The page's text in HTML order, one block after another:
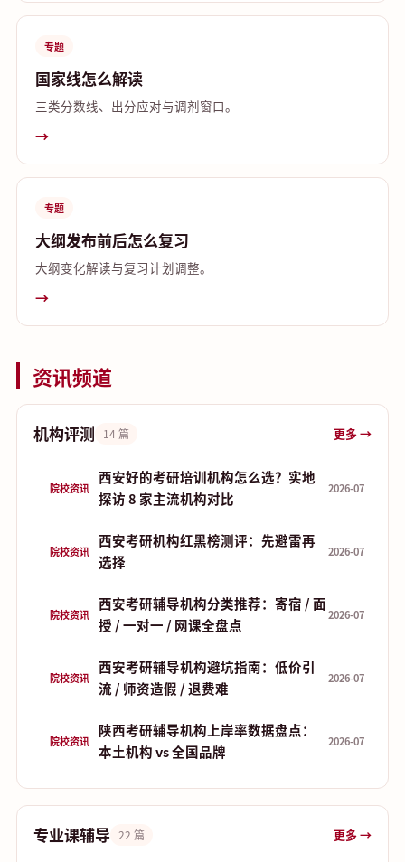
专题
国家线怎么解读
三类分数线、出分应对与调剂窗口。
→
专题
大纲发布前后怎么复习
大纲变化解读与复习计划调整。
→
资讯频道
机构评测 14 篇 更多 →
院校资讯
西安好的考研培训机构怎么选？实地
探访 8 家主流机构对比
2026-07
院校资讯
西安考研机构红黑榜测评：先避雷再
选择
2026-07
院校资讯
西安考研辅导机构分类推荐：寄宿 / 面
授 / 一对一 / 网课全盘点
2026-07
院校资讯
西安考研辅导机构避坑指南：低价引
流 / 师资造假 / 退费难
2026-07
院校资讯
陕西考研辅导机构上岸率数据盘点：
本土机构 vs 全国品牌
2026-07
专业课辅导 22 篇 更多 →